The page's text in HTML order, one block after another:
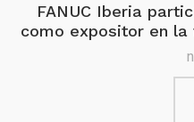
FANUC Iberia
como expositor en la